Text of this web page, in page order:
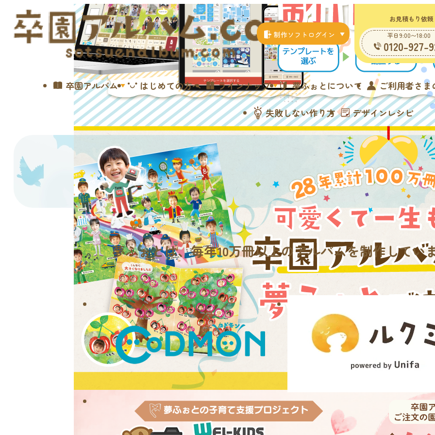
制作ソフトログイン
お見積もり依
平日9:00〜18:00
0120-927-
卒園アルバム はじめての方へ ラインナップ 夢ふぉとについて ご利用者さま
失敗しない作り方 デザインレシピ
夢ふぉとは、毎年10万冊以上のアルバムを制作してい